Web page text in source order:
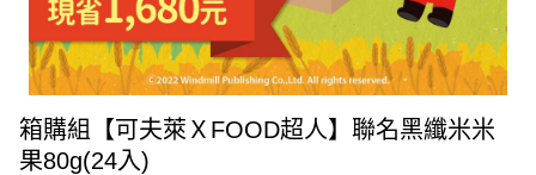
箱購組【可夫萊ＸFOOD超人】聯名黑纖米米
果80g(24入)